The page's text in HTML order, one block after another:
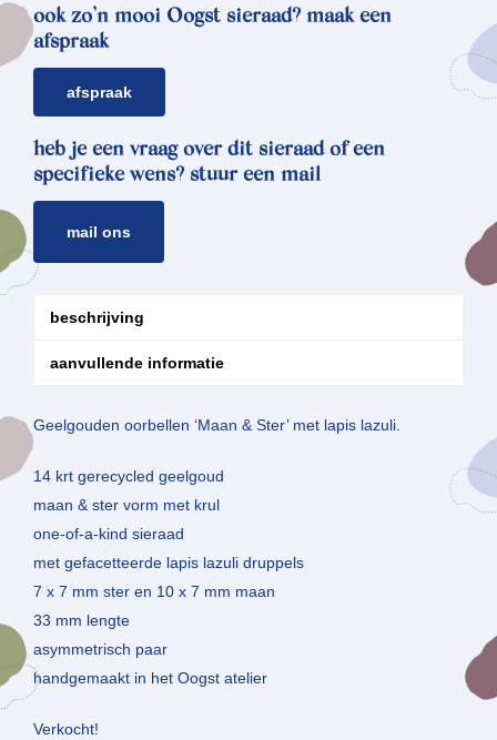
ook zo’n mooi Oogst sieraad? maak een
afspraak
afspraak
heb je een vraag over dit sieraad of een
specifieke wens? stuur een mail
mail ons
beschrijving
aanvullende informatie
Geelgouden oorbellen ‘Maan & Ster’ met lapis lazuli.
14 krt gerecycled geelgoud
maan & ster vorm met krul
one-of-a-kind sieraad
met gefacetteerde lapis lazuli druppels
7 x 7 mm ster en 10 x 7 mm maan
33 mm lengte
asymmetrisch paar
handgemaakt in het Oogst atelier
Verkocht!